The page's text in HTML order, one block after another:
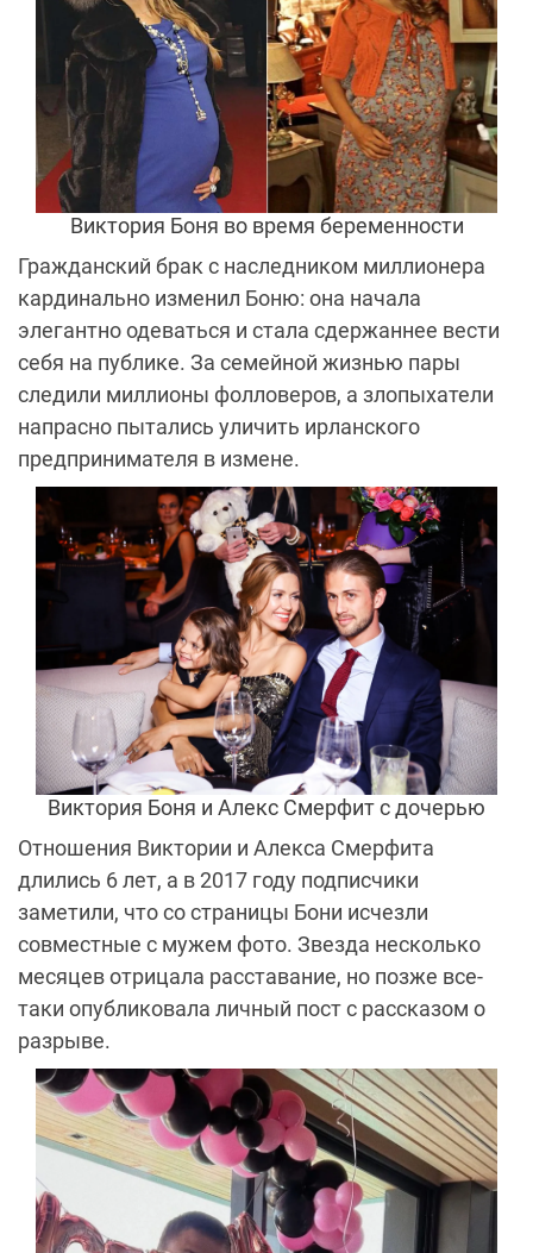
Виктория Боня во время беременности
Гражданский брак с наследником миллионера
кардинально изменил Боню: она начала
элегантно одеваться и стала сдержаннее вести
себя на публике. За семейной жизнью пары
следили миллионы фолловеров, а злопыхатели
напрасно пытались уличить ирланского
предпринимателя в измене.
Виктория Боня и Алекс Смерфит с дочерью
Отношения Виктории и Алекса Смерфита
длились 6 лет, а в 2017 году подписчики
заметили, что со страницы Бони исчезли
совместные с мужем фото. Звезда несколько
месяцев отрицала расставание, но позже все-
таки опубликовала личный пост с рассказом о
разрыве.